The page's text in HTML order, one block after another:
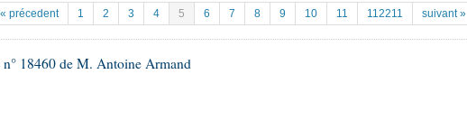
« précedent 1 2 3 4 5 6 7 8 9 10 11 112211 suivant »
n° 18460 de M. Antoine Armand